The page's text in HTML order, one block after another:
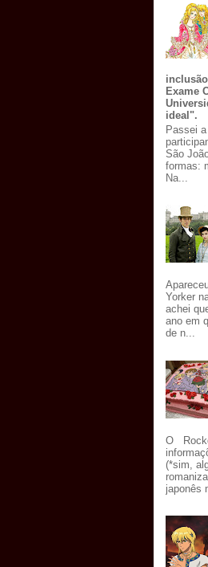
Exame
ideal".
Passei
São
formas:
Na...
Yorker
achei
ano em
de n...
O
(*sim,
japonês